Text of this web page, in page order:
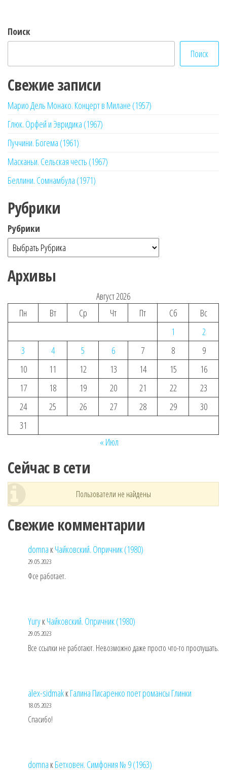
Поиск
Поиск
Свежие записи
Марио Дель Монако. Концерт в Милане (1957)
Глюк. Орфей и Эвридика (1967)
Пуччини. Богема (1961)
Масканьи. Сельская честь (1967)
Беллини. Сомнамбула (1971)
Рубрики
Рубрики
Архивы
Август 2026
Пн
Вт Ср Чт Пт Сб
Вс
1
2
3
4 5 6 7 8
9
10
11 12 13 14 15
16
17
18 19 20 21 22
23
24
25 26 27 28 29
30
31
« Июл
Сейчас в сети
Пользователи не найдены
Свежие комментарии
domna кЧайковский. Опричник (1980)
29.05.2023
Фсе работает.
YuryкЧайковский. Опричник (1980)
29.05.2023
Все ссылки не работают. Невозможно даже просто что-то прослушать.
alex-sidmakкГалина Писаренко поет романсы Глинки
18.05.2023
Спасибо!
domna кБетховен. Симфония № 9 (1963)